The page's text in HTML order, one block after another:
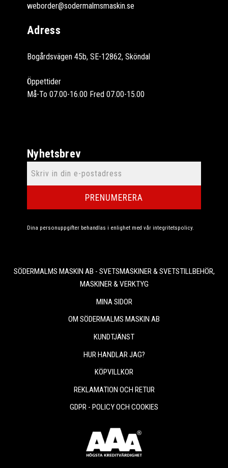
weborder@sodermalmsmaskin.se
Adress
Bogårdsvägen 45b, SE-12862, Sköndal
Öppettider
Må-To 07.00-16.00 Fred 07.00-15.00
Nyhetsbrev
PRENUMERERA
Dina personuppgifter behandlas i enlighet med vår integritetspolicy.
SÖDERMALMS MASKIN AB - SVETSMASKINER & SVETSTILLBEHÖR,
MASKINER & VERKTYG
MINA SIDOR
OM SÖDERMALMS MASKIN AB
KUNDTJÄNST
HUR HANDLAR JAG?
KÖPVILLKOR
REKLAMATION OCH RETUR
GDPR - POLICY OCH COOKIES